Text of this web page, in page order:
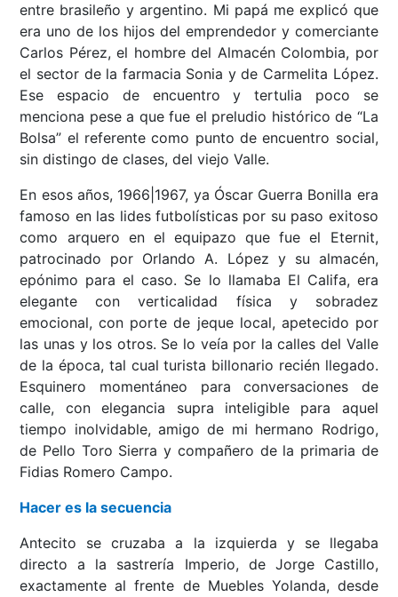
entre brasileño y argentino. Mi papá me explicó que
era uno de los hijos del emprendedor y comerciante
Carlos Pérez, el hombre del Almacén Colombia, por
el sector de la farmacia Sonia y de Carmelita López.
Ese espacio de encuentro y tertulia poco se
menciona pese a que fue el preludio histórico de “La
Bolsa” el referente como punto de encuentro social,
sin distingo de clases, del viejo Valle.
En esos años, 1966|1967, ya Óscar Guerra Bonilla era
famoso en las lides futbolísticas por su paso exitoso
como arquero en el equipazo que fue el Eternit,
patrocinado por Orlando A. López y su almacén,
epónimo para el caso. Se lo llamaba El Califa, era
elegante con verticalidad física y sobradez
emocional, con porte de jeque local, apetecido por
las unas y los otros. Se lo veía por la calles del Valle
de la época, tal cual turista billonario recién llegado.
Esquinero momentáneo para conversaciones de
calle, con elegancia supra inteligible para aquel
tiempo inolvidable, amigo de mi hermano Rodrigo,
de Pello Toro Sierra y compañero de la primaria de
Fidias Romero Campo.
Hacer es la secuencia
Antecito se cruzaba a la izquierda y se llegaba
directo a la sastrería Imperio, de Jorge Castillo,
exactamente al frente de Muebles Yolanda, desde